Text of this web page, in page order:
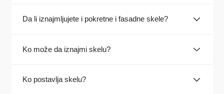
Da li iznajmljujete i pokretne i fasadne skele?
Ko može da iznajmi skelu?
Ko postavlja skelu?